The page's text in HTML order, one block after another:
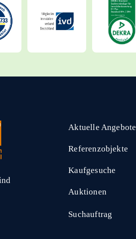
Aktuelle Angebote
Referenzobjekte
Kaufgesuche
Auktionen
Suchauftrag